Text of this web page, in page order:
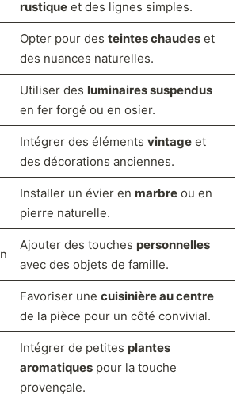
rustiqueet des lignes simples.
Opter pour des teintes chaudeset
des nuances naturelles.
Utiliser des luminaires suspendus
en fer forgé ou en osier.
Intégrer des éléments vintageet
des décorations anciennes.
Installer un évier en marbreou en
pierre naturelle.
Ajouter des touches personnelles
avec des objets de famille.
Favoriser une cuisinière au centre
de la pièce pour un côté convivial.
Intégrer de petites plantes
aromatiquespour la touche
provençale.